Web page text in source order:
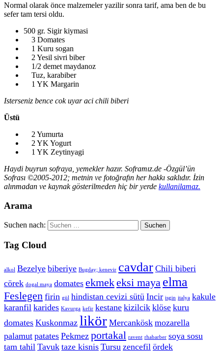
Normal olarak önce malzemeler yazilir sonra tarif, ama ben de bu
sefer tam tersi oldu.
500 gr. Sigir kiymasi
3 Domates
1 Kuru sogan
2 Yesil sivri biber
1/2 demet maydanoz
Tuz, karabiber
1 YK Margarin
Isterseniz bence cok uyar aci chili biberi
Üstü
2 Yumurta
2 YK Yogurt
1 YK Zeytinyagi
Haydi buyrun sofraya, yemekler hazır. Soframız.de -Özgül’ün
Sofrası ©2005-2012; metnin ve fotoğrafın her hakkı saklıdır. İzin
alınmadan ve kaynak gösterilmeden hiç bir yerde kullanilamaz.
Arama
Suchen nach:
Tag Cloud
alkol Bezelye biberiye Bugday; kenevir cavdar Chili biberi
cörek dogal maya domates ekmekeksi maya elma
Feslegen firin gül hindistan cevizi sütü Incir isgin italya kakule
karanfil karides Kavurga kefir kestane kizilcik klöse kuru
domates Kuskonmaz likör Mercankösk mozarella
palamut patates Pekmez portakal ravent rhabarber soya sosu
tam tahil Tavuk taze kisnis Tursu zencefil ördek